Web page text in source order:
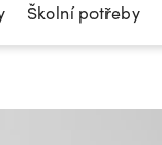
Školní potřeby